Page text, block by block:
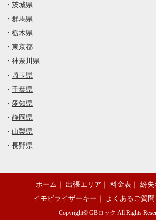
・ 茨城県
・ 群馬県
・ 栃木県
・ 東京都
・ 神奈川県
・ 埼玉県
・ 千葉県
・ 愛知県
・ 静岡県
・ 山梨県
・ 長野県
ホーム 出張エリア 料金表 紛失
イモビライザーキー
よくあるご質問
Copyright© GBロック All Rights